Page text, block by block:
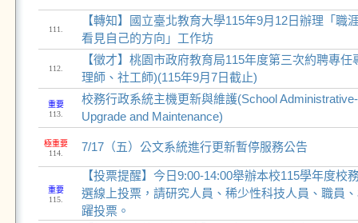
111.
【轉知】國立臺北教育大學115年9月12日辦理「職
看見自己的方向」工作坊
112.
【徵才】桃園市政府教育局115年度第三次約聘專
理師、社工師)(115年9月7日截止)
重要
113.
校務行政系統主機更新與維護(School
Upgrade and Maintenance)
極重要
114.
7/17（五）公文系統進行更新暫停服務公告
重要
115.
【投票提醒】今日9:00-14:00舉辦本校115學年度校
選線上投票，請研究人員、稀少性科技人員、職員
躍投票。